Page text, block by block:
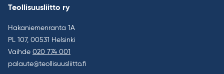
Teollisuusliitto ry
Hakaniemenranta 1A
PL 107, 00531 Helsinki
Vaihde 020 774 001
palaute@teollisuusliitto.fi